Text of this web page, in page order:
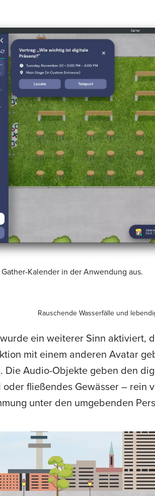
Kalender in der Anwendung aus.
Rauschende Wasserfälle und
ein weiterer Sinn aktiviert,
mit einem anderen Avatar
Die Audio-Objekte geben den
fließendes Gewässer – rein
unter den umgebenden